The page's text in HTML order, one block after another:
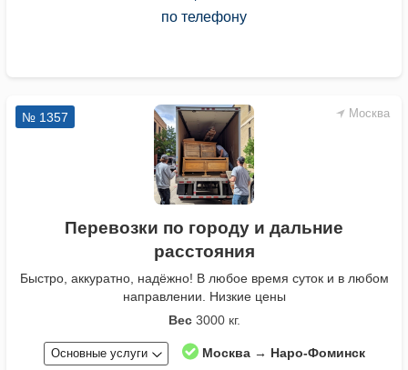
по телефону
Москва
№ 1357
Перевозки по городу и дальние
расстояния
Быстро, аккуратно, надёжно! В любое время суток и в любом
направлении. Низкие цены
Вес3000 кг.
Основные услуги Москва → Наро-Фоминск